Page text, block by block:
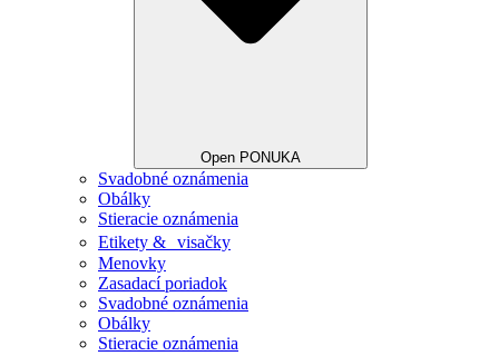
Open PONUKA
Svadobné oznámenia
Obálky
Stieracie oznámenia
Etikety & visačky
Menovky
Zasadací poriadok
Svadobné oznámenia
Obálky
Stieracie oznámenia